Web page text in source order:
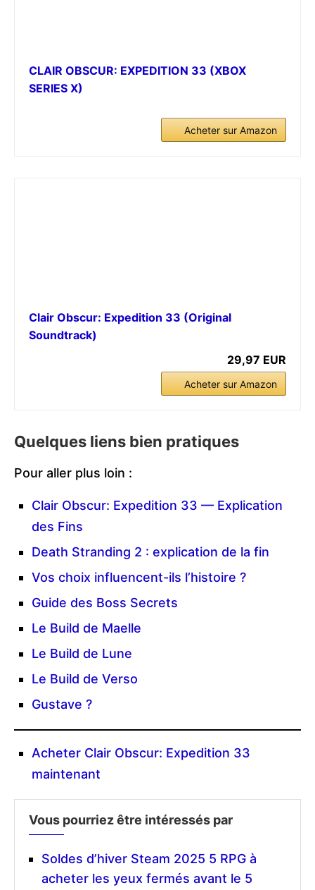
CLAIR OBSCUR: EXPEDITION 33 (XBOX
SERIES X)
Acheter sur Amazon
Clair Obscur: Expedition 33 (Original
Soundtrack)
29,97 EUR
Acheter sur Amazon
Quelques liens bien pratiques
Pour aller plus loin :
Clair Obscur: Expedition 33 — Explication
des Fins
Death Stranding 2 : explication de la fin
Vos choix influencent-ils l’histoire ?
Guide des Boss Secrets
Le Build de Maelle
Le Build de Lune
Le Build de Verso
Gustave ?
Acheter Clair Obscur: Expedition 33
maintenant
Vous pourriez être intéressés par
Soldes d’hiver Steam 2025 5 RPG à
acheter les yeux fermés avant le 5